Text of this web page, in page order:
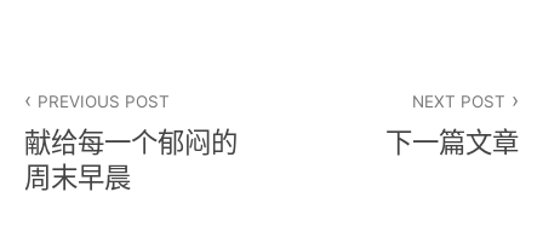
章
导
PREVIOUS POST
献给每一个郁闷的
周末早晨
NEXT POST
下一篇文章